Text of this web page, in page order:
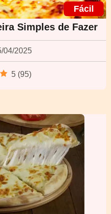
Fácil
Simples de Fazer
04/2025
5 (95)